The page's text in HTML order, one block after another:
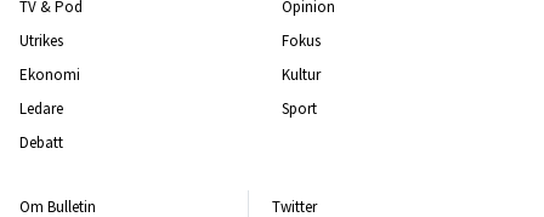
TV & Pod
Utrikes
Ekonomi
Ledare
Debatt
Opinion
Fokus
Kultur
Sport
Om Bulletin Twitter